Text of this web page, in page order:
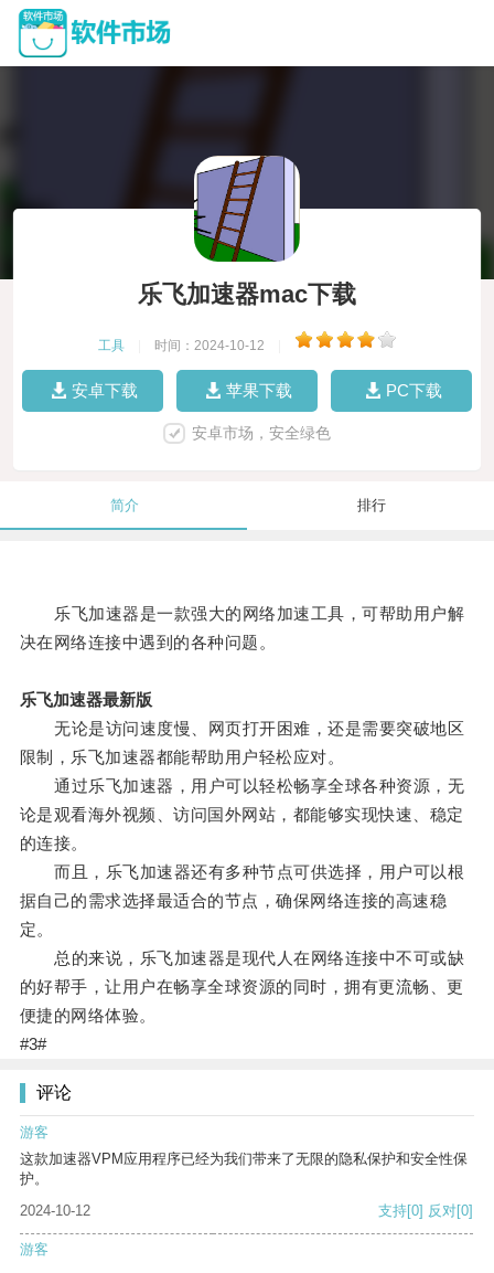
乐飞加速器mac下载
工具 时间：2024-10-12
安卓下载 苹果下载 PC下载
安卓市场，安全绿色
简介 排行
乐飞加速器是一款强大的网络加速工具，可帮助用户解
决在网络连接中遇到的各种问题。
乐飞加速器最新版
无论是访问速度慢、网页打开困难，还是需要突破地区
限制，乐飞加速器都能帮助用户轻松应对。
通过乐飞加速器，用户可以轻松畅享全球各种资源，无
论是观看海外视频、访问国外网站，都能够实现快速、稳定
的连接。
而且，乐飞加速器还有多种节点可供选择，用户可以根
据自己的需求选择最适合的节点，确保网络连接的高速稳
定。
总的来说，乐飞加速器是现代人在网络连接中不可或缺
的好帮手，让用户在畅享全球资源的同时，拥有更流畅、更
便捷的网络体验。
#3#
评论
游客
这款加速器VPM应用程序已经为我们带来了无限的隐私保护和安全性保
护。
2024-10-12
支持[0] 反对[0]
游客